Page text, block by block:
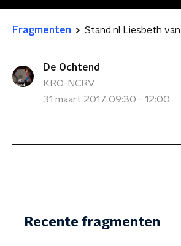
Fragmenten
De Ochtend
KRO-NCRV
31 maart 2017 09:30 - 12:00
Recente fragmenten